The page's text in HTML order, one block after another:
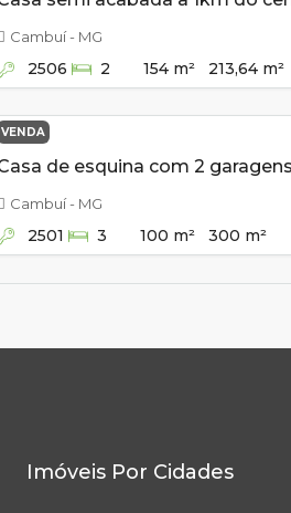
Cambuí - MG
2506 2 154 m² 213,64 m²
VENDA
Cambuí - MG
2501 3 100 m² 300 m²
Imóveis Por Cidades